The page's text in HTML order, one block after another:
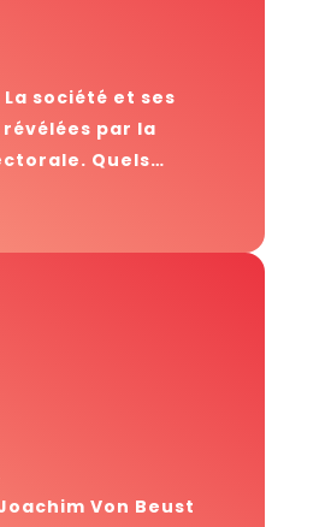
société et ses
par la
Quels
Von Beust